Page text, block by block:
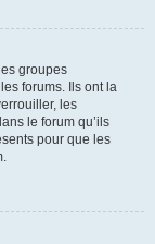
groupes
forums. Ils ont la
les
le forum qu’ils
pour que les